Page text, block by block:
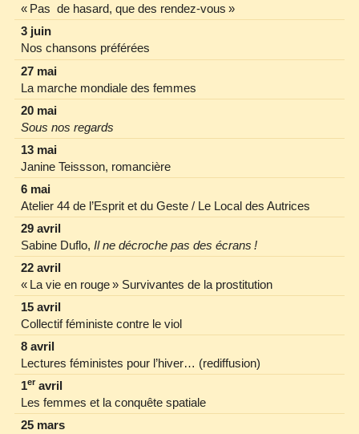
« Pas de hasard, que des rendez‐vous »
3 juin
Nos chansons préférées
27 mai
La marche mondiale des femmes
20 mai
Sous nos regards
13 mai
Janine Teissson, romancière
6 mai
Atelier 44 de l’Esprit et du Geste / Le Local des Autrices
29 avril
Sabine Duflo, Il ne décroche pas des écrans !
22 avril
« La vie en rouge » Survivantes de la prostitution
15 avril
Collectif féministe contre le viol
8 avril
Lectures féministes pour l’hiver… (rediffusion)
1eravril
Les femmes et la conquête spatiale
25 mars